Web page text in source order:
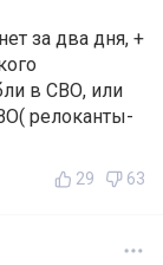
за два дня, +
в СВО, или
релоканты-
29 63